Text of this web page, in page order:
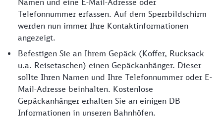
Namen und eine E-Mail-Adresse oder
Telefonnummer erfassen. Auf dem Sperrbildschirm
werden nun immer Ihre Kontaktinformationen
angezeigt.
Befestigen Sie an Ihrem Gepäck (Koffer, Rucksack
u.a. Reisetaschen) einen Gepäckanhänger. Dieser
sollte Ihren Namen und Ihre Telefonnummer oder E-
Mail-Adresse beinhalten. Kostenlose
Gepäckanhänger erhalten Sie an einigen DB
Informationen in unseren Bahnhöfen.